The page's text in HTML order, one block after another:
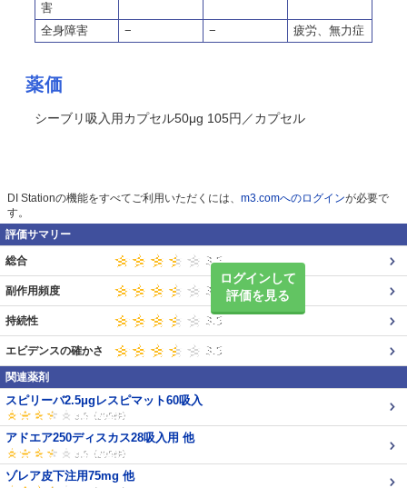
害
全身障害 − − 疲労、無力症
薬価
シーブリ吸入用カプセル50μg 105円／カプセル
DI Stationの機能をすべてご利用いただくには、 m3.comへのログインが必要で
す。
評価サマリー
ログインして
評価を見る
総合
副作用頻度
持続性
エビデンスの確かさ
関連薬剤
スピリーバ2.5μgレスピマット60吸入
アドエア250ディスカス28吸入用 他
ゾレア皮下注用75mg 他